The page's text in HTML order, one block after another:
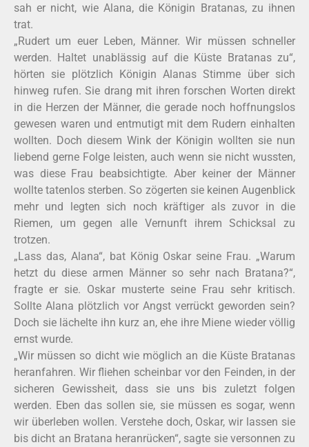
sah er nicht, wie Alana, die Königin Bratanas, zu ihnen
trat.
„Rudert um euer Leben, Männer. Wir müssen schneller
werden. Haltet unablässig auf die Küste Bratanas zu“,
hörten sie plötzlich Königin Alanas Stimme über sich
hinweg rufen. Sie drang mit ihren forschen Worten direkt
in die Herzen der Männer, die gerade noch hoffnungslos
gewesen waren und entmutigt mit dem Rudern einhalten
wollten. Doch diesem Wink der Königin wollten sie nun
liebend gerne Folge leisten, auch wenn sie nicht wussten,
was diese Frau beabsichtigte. Aber keiner der Männer
wollte tatenlos sterben. So zögerten sie keinen Augenblick
mehr und legten sich noch kräftiger als zuvor in die
Riemen, um gegen alle Vernunft ihrem Schicksal zu
trotzen.
„Lass das, Alana“, bat König Oskar seine Frau. „Warum
hetzt du diese armen Männer so sehr nach Bratana?“,
fragte er sie. Oskar musterte seine Frau sehr kritisch.
Sollte Alana plötzlich vor Angst verrückt geworden sein?
Doch sie lächelte ihn kurz an, ehe ihre Miene wieder völlig
ernst wurde.
„Wir müssen so dicht wie möglich an die Küste Bratanas
heranfahren. Wir fliehen scheinbar vor den Feinden, in der
sicheren Gewissheit, dass sie uns bis zuletzt folgen
werden. Eben das sollen sie, sie müssen es sogar, wenn
wir überleben wollen. Verstehe doch, Oskar, wir lassen sie
bis dicht an Bratana heranrücken“, sagte sie versonnen zu